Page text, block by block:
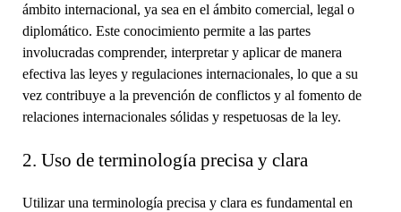
ámbito internacional, ya sea en el ámbito comercial, legal o
diplomático. Este conocimiento permite a las partes
involucradas comprender, interpretar y aplicar de manera
efectiva las leyes y regulaciones internacionales, lo que a su
vez contribuye a la prevención de conflictos y al fomento de
relaciones internacionales sólidas y respetuosas de la ley.
2. Uso de terminología precisa y clara
Utilizar una terminología precisa y clara es fundamental en